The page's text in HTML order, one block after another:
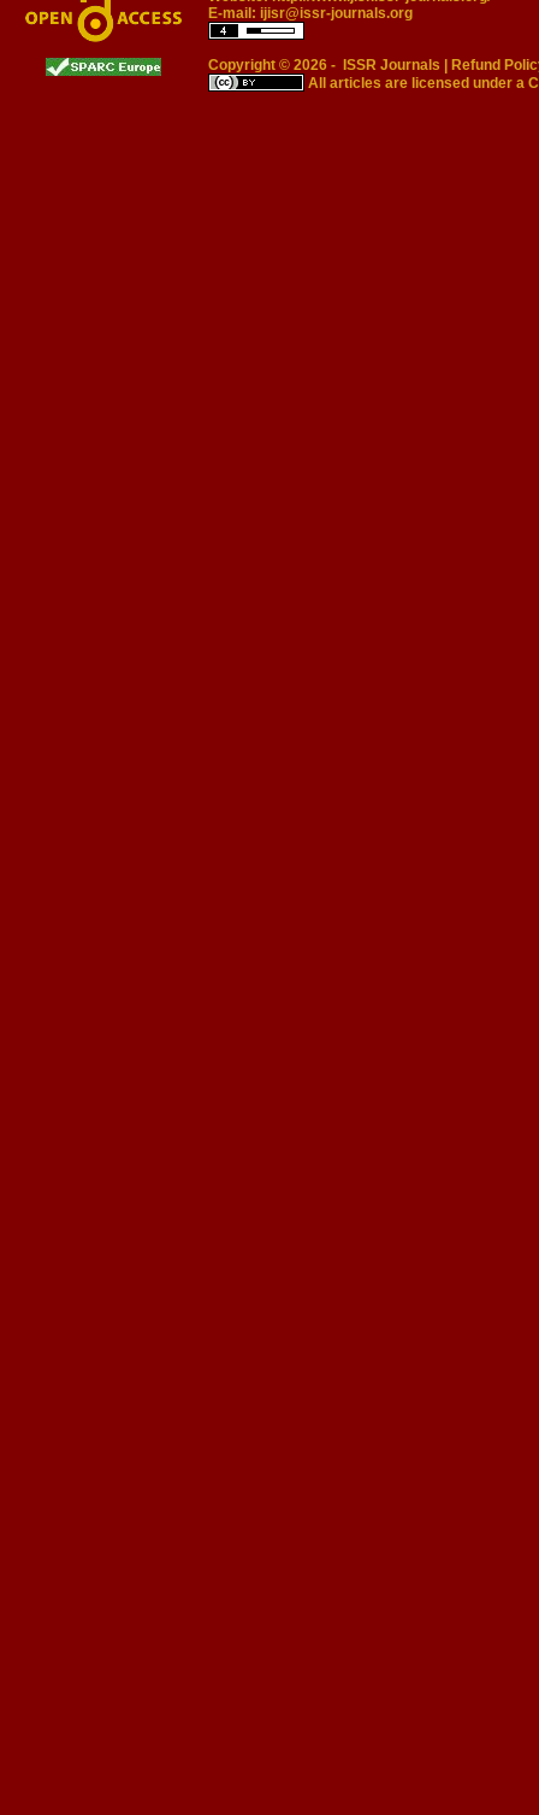
E-mail: ijisr@issr-journals.org
Copyright © 2026 - ISSR Journals
Refund
All articles are licensed under a